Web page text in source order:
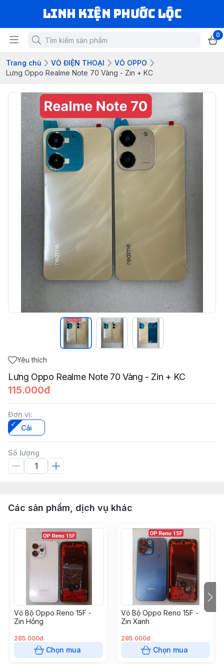
LINH KIỆN PHƯỚC LỘC
0
Trang chủ VỎ ĐIỆN THOẠI
VỎ OPPO
Lưng Oppo Realme Note 70 Vàng - Zin + KC
Yêu thích
Lưng Oppo Realme Note 70 Vàng - Zin + KC
115.000đ
Đơn vị:
Cái
Số lượng
Các sản phẩm, dịch vụ khác
Vỏ Bộ Oppo Reno 15F -
Zin Hồng
285.000đ
Chọn mua
Vỏ Bộ Oppo Reno 15F -
Zin Xanh
285.000đ
Chọn mua